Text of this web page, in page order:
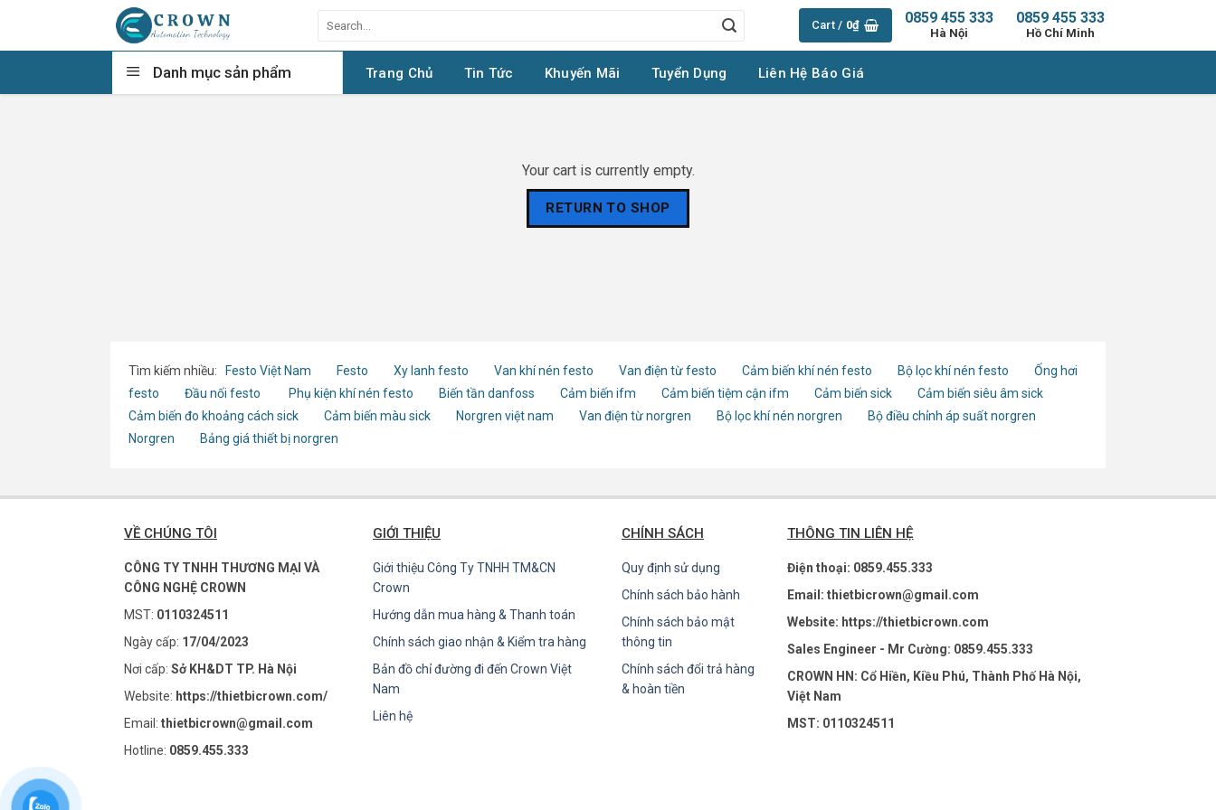
content
for:
Cart / 0₫ 0859 455 333
Hồ Chí Minh
0859 455 333
Hà Nội
Danh mục sản phẩm Trang Chủ Tin Tức Khuyến Mãi Tuyển Dụng Liên Hệ Báo Giá
Your cart is currently empty.
RETURN TO SHOP
Tìm kiếm nhiều: Festo Việt Nam Festo Xy lanh festo Van khí nén festo Van điện từ festo Cảm biến khí nén festo Bộ lọc khí nén festo
Ống hơi
festo
Đầu nối festo Phụ kiện khí nén festo Biến tần danfoss Cảm biến ifm Cảm biến tiệm cận ifm Cảm biến sick
Cảm biến siêu âm sick
Cảm biến đo khoảng cách sick
Cảm biến màu sick Norgren việt nam Van điện từ norgren Bộ lọc khí nén norgren
Bộ điều chỉnh áp suất norgren
Norgren
Bảng giá thiết bị norgren
VỀ CHÚNG TÔI
CÔNG TY TNHH THƯƠNG MẠI VÀ
CÔNG NGHỆ CROWN
MST: 0110324511
Ngày cấp: 17/04/2023
Nơi cấp: Sở KH&DT TP. Hà Nội
Website: https://thietbicrown.com/
Email: thietbicrown@gmail.com
Hotline: 0859.455.333
GIỚI THIỆU
Giới thiệu Công Ty TNHH TM&CN
Crown
Hướng dẫn mua hàng & Thanh toán
Chính sách giao nhận & Kiểm tra hàng
Bản đồ chỉ đường đi đến Crown Việt
Nam
Liên hệ
CHÍNH SÁCH
Quy định sử dụng
Chính sách bảo hành
Chính sách bảo mật
thông tin
Chính sách đổi trả hàng
& hoàn tiền
THÔNG TIN LIÊN HỆ
Điện thoại: 0859.455.333
Email: thietbicrown@gmail.com
Website: https://thietbicrown.com
Sales Engineer - Mr Cường: 0859.455.333
CROWN HN: Cổ Hiền, Kiều Phú, Thành Phố Hà Nội,
Việt Nam
MST: 0110324511